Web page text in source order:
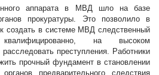
аппарата в МВД шло на базе
прокуратуры. Это позволило в
создать в системе МВД следственный
на высоком
преступления. Работники
прочный фундамент в становлении
предварительного следствия